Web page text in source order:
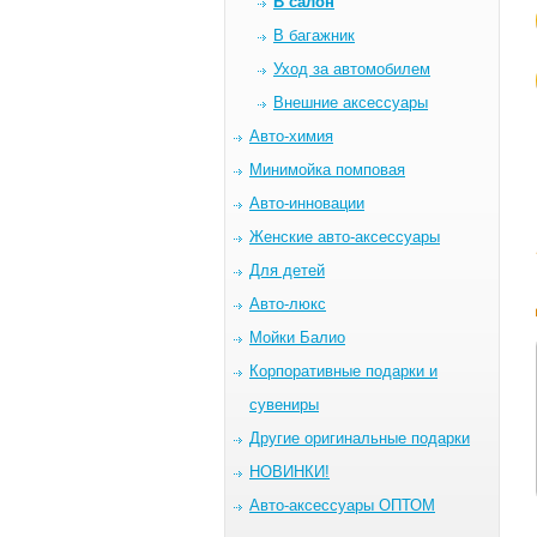
В багажник
Уход за автомобилем
Внешние аксессуары
Авто-химия
Минимойка помповая
Авто-инновации
Женские авто-аксессуары
Для детей
Авто-люкс
Мойки Балио
Корпоративные подарки и
сувениры
Другие оригинальные подарки
НОВИНКИ!
Авто-аксессуары ОПТОМ